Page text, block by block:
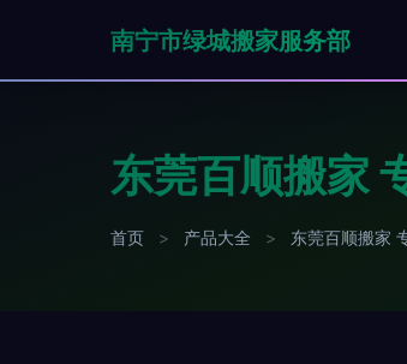
南宁市绿城搬家服务部
东莞百顺搬家
首页 > 产品大全 > 东莞百顺搬家